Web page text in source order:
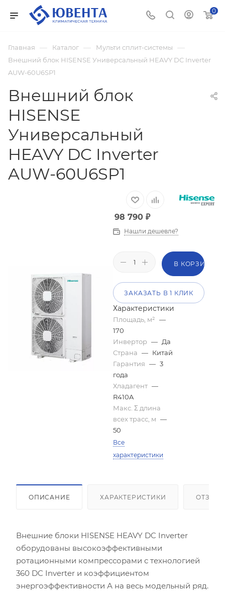
0
Главная — Каталог — Мульти сплит-системы —
Внешний блок HISENSE Универсальный HEAVY DC Inverter
AUW-60U6SP1
Внешний блок
HISENSE
Универсальный
HEAVY DC Inverter
AUW-60U6SP1
98 790 ₽
Нашли дешевле?
В КОРЗИНУ
ЗАКАЗАТЬ В 1 КЛИК
Характеристики
Площадь, м² —
170
Инвертор — Да
Страна — Китай
Гарантия — 3
года
Хладагент —
R410A
Макс. Σ длина
всех трасс, м —
50
Все
характеристики
ОПИСАНИЕ ХАРАКТЕРИСТИКИ
Внешние блоки HISENSE HEAVY DC Inverter
оборудованы высокоэффективными
ротационными компрессорами с технологией
360 DC Inverter и коэффициентом
энергоэффективности А на весь модельный ряд.